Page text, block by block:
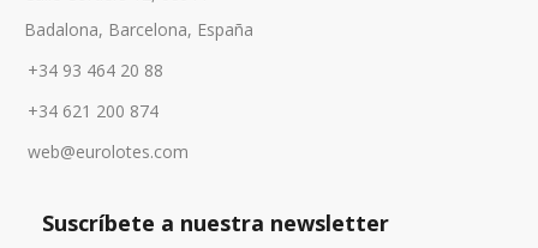
Badalona, Barcelona, España
+34 93 464 20 88
+34 621 200 874
web@eurolotes.com
Suscríbete a nuestra newsletter